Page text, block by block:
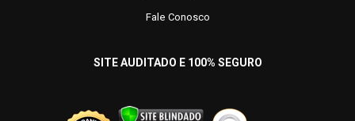
Fale Conosco
SITE AUDITADO E 100% SEGURO